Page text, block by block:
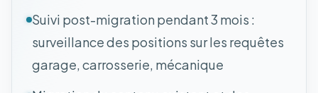
Suivi post-migration pendant 3 mois :
surveillance des positions sur les requêtes
garage, carrosserie, mécanique